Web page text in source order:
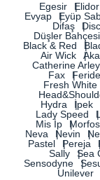
Egesir Elidor
Evyap
Eyüp
Difaş
Düşler Bahçesi
Black & Red
Air Wick
Catherine Arley
Fax
Feride
Fresh White
Hydra
İpek
Lady Speed
Mis İp
Neva
Nevin
Pastel
Pereja
Sally
Sea
Sensodyne
Unilever